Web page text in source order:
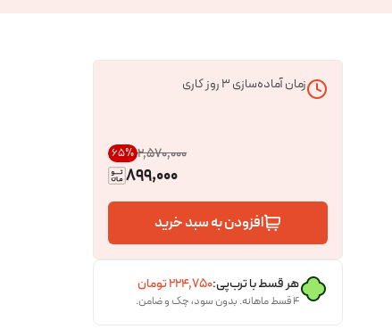
زمان آماده‌سازی3روز کاری
۲٬۵۷۰٬۰۰۰ 65%
899,000
افزودن به سبد خرید
هر قسط با ترب‌پی:۲۲۴٬۷۵۰تومان
۴ قسط ماهانه. بدون سود، چک و ضامن.